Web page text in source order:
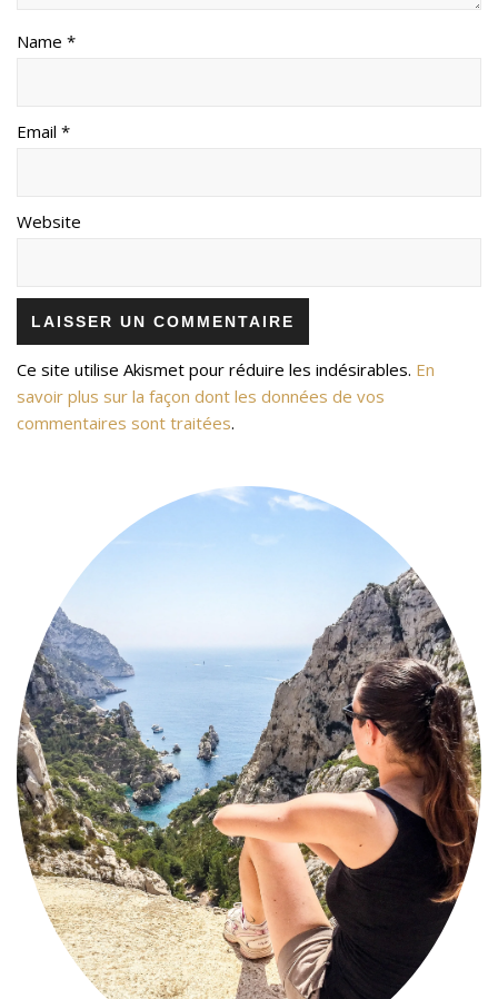
Name *
Email *
Website
Ce site utilise Akismet pour réduire les indésirables. En
savoir plus sur la façon dont les données de vos
commentaires sont traitées.